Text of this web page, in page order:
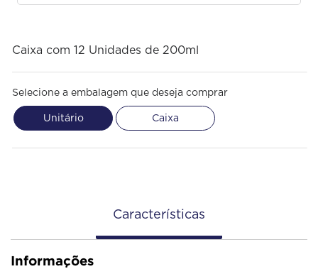
Caixa com 12 Unidades de 200ml
Selecione a embalagem que deseja comprar
Unitário Caixa
Características
Informações